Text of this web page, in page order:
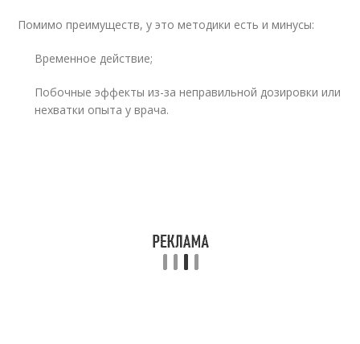
Помимо преимуществ, у это методики есть и минусы:
Временное действие;
Побочные эффекты из-за неправильной дозировки или
нехватки опыта у врача.